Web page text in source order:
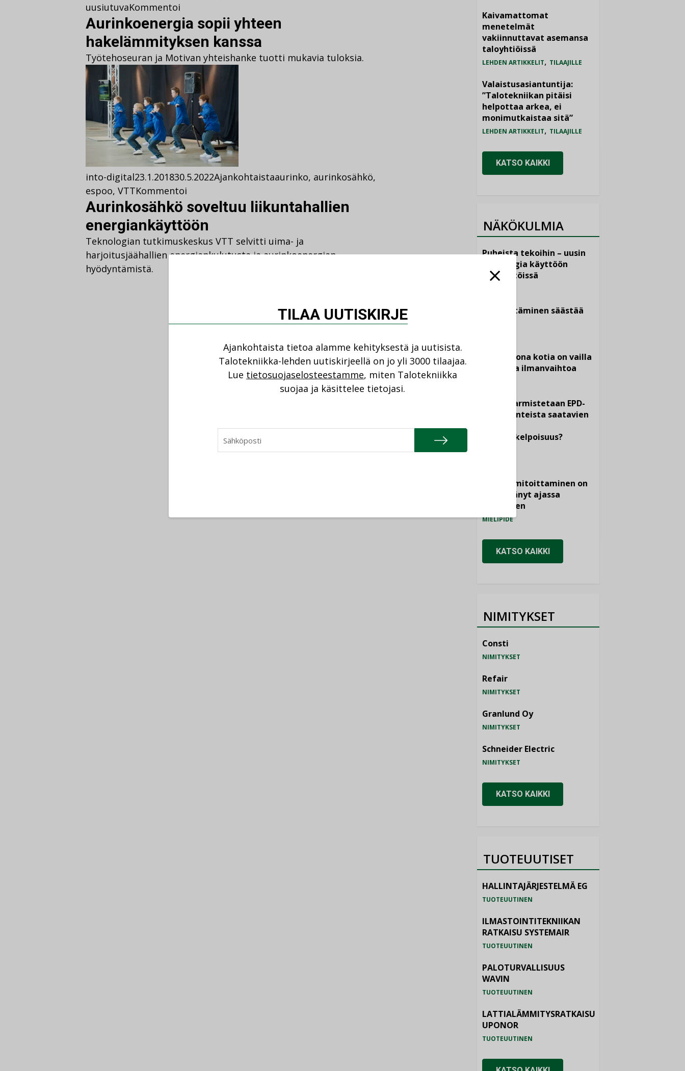
uusiutuvaKommentoi
Aurinkoenergia sopii yhteen
hakelämmityksen kanssa
Työtehoseuran ja Motivan yhteishanke tuotti mukavia tuloksia.
into-digital23.1.201830.5.2022Ajankohtaistaaurinko, aurinkosähkö,
espoo, VTTKommentoi
Aurinkosähkö soveltuu liikuntahallien
energiankäyttöön
Teknologian tutkimuskeskus VTT selvitti uima- ja
harjoitusjäähallien energiankulutusta ja aurinkoenergian
hyödyntämistä.
Kaivamattomat
menetelmät
vakiinnuttavat asemansa
taloyhtiöissä
LEHDEN ARTIKKELIT, TILAAJILLE
Valaistusasiantuntija:
”Talotekniikan pitäisi
helpottaa arkea, ei
monimutkaistaa sitä”
LEHDEN ARTIKKELIT, TILAAJILLE
KATSO KAIKKI
NÄKÖKULMIA
Puheista tekoihin – uusin
teknologia käyttöön
kiinteistöissä
Sähköistäminen säästää
Yli miljoona kotia on vailla
toimivaa ilmanvaihtoa
Miten varmistetaan EPD-
dokumenteista saatavien
vertailukelpoisuus?
viemärimitoittaminen on
jämähtänyt ajassa
paikalleen
MIELIPIDE
KATSO KAIKKI
NIMITYKSET
Consti
NIMITYKSET
Refair
NIMITYKSET
Granlund Oy
NIMITYKSET
Schneider Electric
NIMITYKSET
KATSO KAIKKI
TUOTEUUTISET
HALLINTAJÄRJESTELMÄ EG
TUOTEUUTINEN
ILMASTOINTITEKNIIKAN
RATKAISU SYSTEMAIR
TUOTEUUTINEN
PALOTURVALLISUUS
WAVIN
TUOTEUUTINEN
LATTIALÄMMITYSRATKAISU
UPONOR
TUOTEUUTINEN
TILAA UUTISKIRJE
Ajankohtaista tietoa alamme kehityksestä ja uutisista.
Talotekniikka-lehden uutiskirjeellä on jo yli 3000 tilaajaa.
Lue tietosuojaselosteestamme, miten Talotekniikka
suojaa ja käsittelee tietojasi.